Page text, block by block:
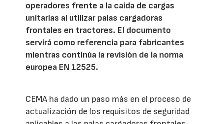
operadores frente a la caída de cargas
unitarias al utilizar palas cargadoras
frontales en tractores. El documento
servirá como referencia para fabricantes
mientras continúa la revisión de la norma
europea EN 12525.
CEMA ha dado un paso más en el proceso de
actualización de los requisitos de seguridad